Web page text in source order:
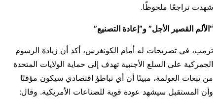
شهدت تراجعًا ملحوظًا.
“الألم القصير الأجل” و”إعادة التصنيع”
ترمب، في تصريحات له أمام الكونغرس، أكد أن زيادة الرسوم
الجمركية على السلع الأجنبية تهدف إلى حماية الولايات المتحدة
من تبعات العولمة، مبينًا أن أي تباطؤ اقتصادي سيكون مؤقتًا
وأن المستقبل سيشهد عودة قوية للصناعات الأمريكية. وقال: